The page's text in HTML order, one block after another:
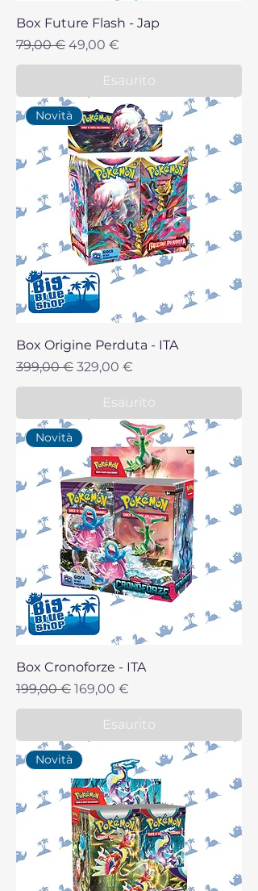
Box Future Flash - Jap
Prezzo regolare
79,00 € Prezzo scontato
49,00 €
Esaurito
Novità
Box Origine Perduta - ITA
Prezzo regolare
399,00 € Prezzo scontato
329,00 €
Esaurito
Novità
Box Cronoforze - ITA
Prezzo regolare
199,00 € Prezzo scontato
169,00 €
Esaurito
Novità